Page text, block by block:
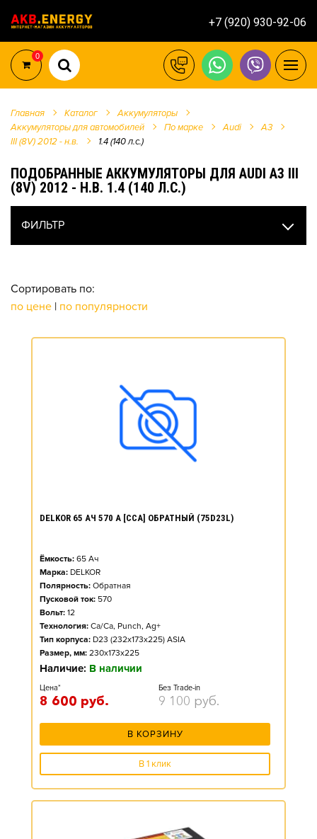
+7 (920) 930-92-06
0
Главная Каталог
Аккумуляторы
Аккумуляторы для автомобилей
По марке Audi
A3
III (8V) 2012 - н.в.
1.4 (140 л.с.)
ПОДОБРАННЫЕ АККУМУЛЯТОРЫ ДЛЯ AUDI A3 III
(8V) 2012 - Н.В. 1.4 (140 Л.С.)
ФИЛЬТР
Сортировать по:
по цене | по популярности
DELKOR 65 АЧ 570 А [CCA] ОБРАТНЫЙ (75D23L)
Ёмкость: 65 Ач
Марка: DELKOR
Полярность: Обратная
Пусковой ток: 570
Вольт: 12
Технология: Ca/Ca, Punch, Ag+
Тип корпуса: D23 (232x173x225) ASIA
Размер, мм: 230x173x225
Наличие: В наличии
Цена*
8 600 руб.
Без Trade-in
9 100 руб.
В КОРЗИНУ
В 1 клик